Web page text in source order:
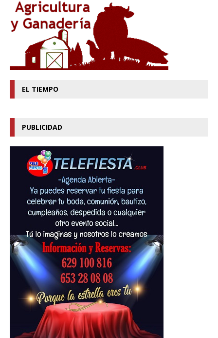
EL TIEMPO
PUBLICIDAD